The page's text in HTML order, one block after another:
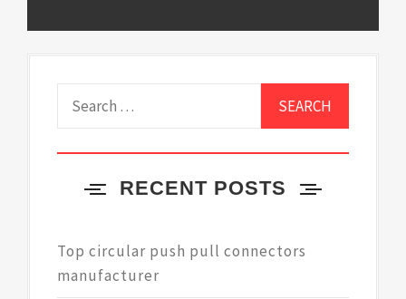
RECENT POSTS
Top circular push pull connectors
manufacturer